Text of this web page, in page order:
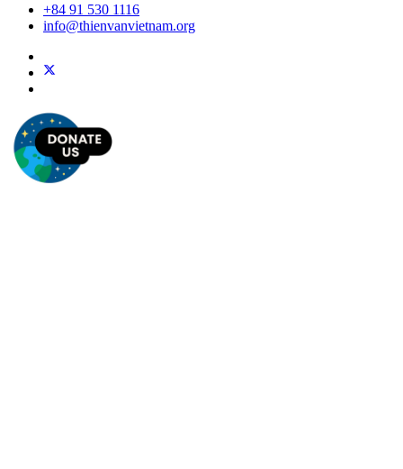
+84 91 530 1116
info@thienvanvietnam.org